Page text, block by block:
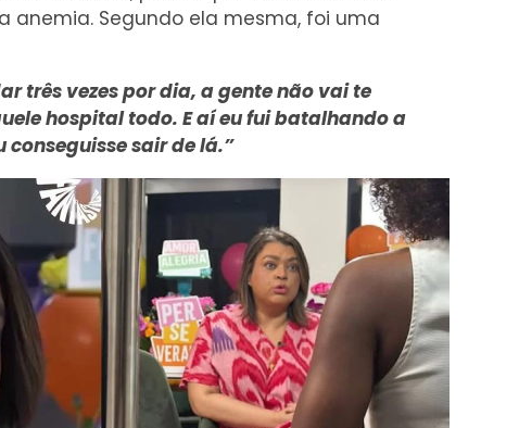
anemia. Segundo ela mesma, foi uma
três vezes por dia, a gente não vai te
hospital todo. E aí eu fui batalhando a
sair de lá.”